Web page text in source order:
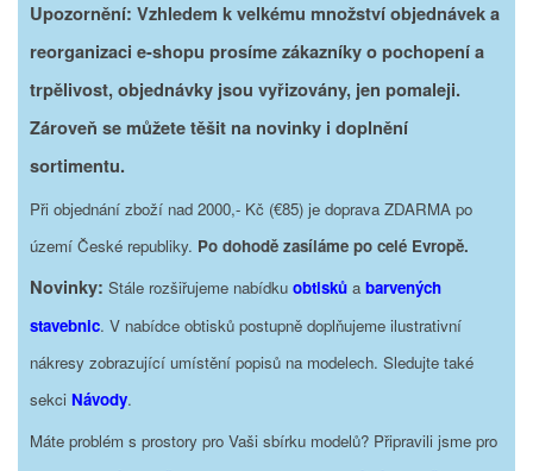
Upozornění: Vzhledem k velkému množství objednávek a
reorganizaci e-shopu prosíme zákazníky o pochopení a
trpělivost, objednávky jsou vyřizovány, jen pomaleji.
Zároveň se můžete těšit na novinky i doplnění
sortimentu.
Při objednání zboží nad 2000,- Kč (€85) je doprava ZDARMA po
území České republiky. Po dohodě zasíláme po celé Evropě.
Novinky: Stále rozšiřujeme nabídku obtisků a barvených
stavebnic. V nabídce obtisků postupně doplňujeme ilustrativní
nákresy zobrazující umístění popisů na modelech. Sledujte také
sekci Návody.
Máte problém s prostory pro Vaši sbírku modelů? Připravili jsme pro